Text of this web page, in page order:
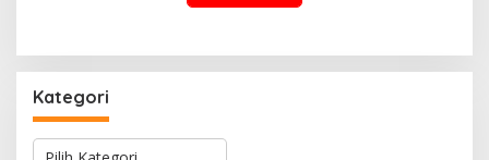
Kategori
K